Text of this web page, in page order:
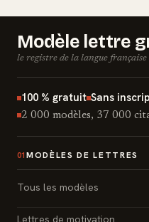
Modèle lettre
le registre de la langue française
100 % gratuit Sans
2 000 modèles, 37 000
01 MODÈLES DE LETTRES
Tous les modèles
Lettres de motivation